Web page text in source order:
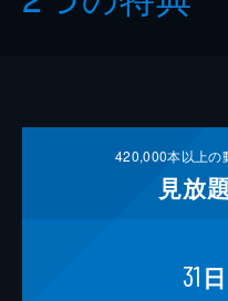
420,000本以上の
見放題
31